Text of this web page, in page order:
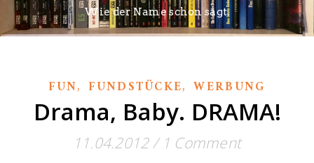
Wie der Name schon sagt.
FUN,FUNDSTÜCKE,WERBUNG
Drama, Baby. DRAMA!
11.04.2012/ 1 Comment